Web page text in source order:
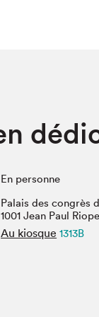
En personne
Palais des congrès
1001 Jean Paul
Au kiosque 1313B